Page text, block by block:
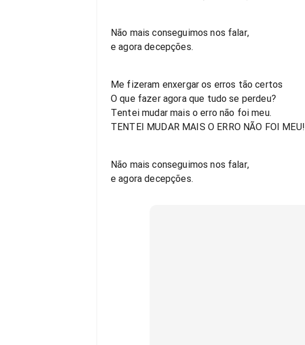
Não mais conseguimos nos falar,
e agora decepções.
Me fizeram enxergar os erros tão certos
O que fazer agora que tudo se perdeu?
Tentei mudar mais o erro não foi meu.
TENTEI MUDAR MAIS O ERRO NÃO FOI MEU!
Não mais conseguimos nos falar,
e agora decepções.